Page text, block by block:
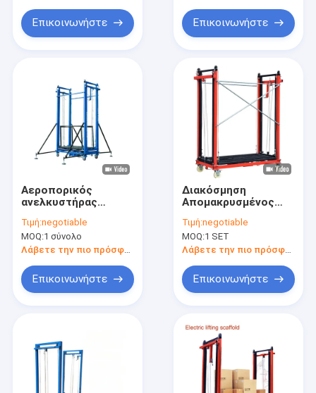
Προϊόντα
Σχετικά με εμάς
Επικοινωνήστε Επικοινωνήστε
Αεροπορικός
ανελκυστήρας
ράβδους 6 μέτρα για
κατασκευές
Τιμή:negotiable
MOQ:1 σύνολο
Λάβετε την πιο πρόσφατη τιμή
Επικοινωνήστε
Διακόσμηση
Απομακρυσμένος
Πλατφόρμα
ανύψωσης 8m
Τιμή:negotiable
MOQ:1 SET
Λάβετε την πιο πρόσφατη τιμή
Επικοινωνήστε